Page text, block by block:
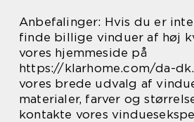
Anbefalinger: Hvis du er
finde billige vinduer af høj
vores hjemmeside på
https://klarhome.com/da-
vores brede udvalg af
materialer, farver og
kontakte vores